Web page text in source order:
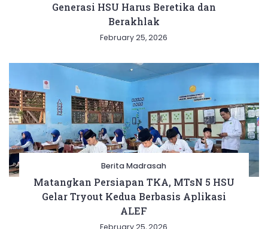
Generasi HSU Harus Beretika dan
Berakhlak
February 25, 2026
Berita Madrasah
Matangkan Persiapan TKA, MTsN 5 HSU
Gelar Tryout Kedua Berbasis Aplikasi
ALEF
February 25, 2026